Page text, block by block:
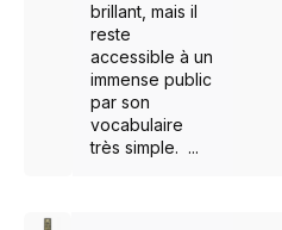
brillant, mais il
reste
accessible à un
immense public
par son
vocabulaire
très simple. ...